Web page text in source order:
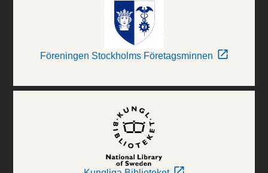
Föreningen Stockholms Företagsminnen